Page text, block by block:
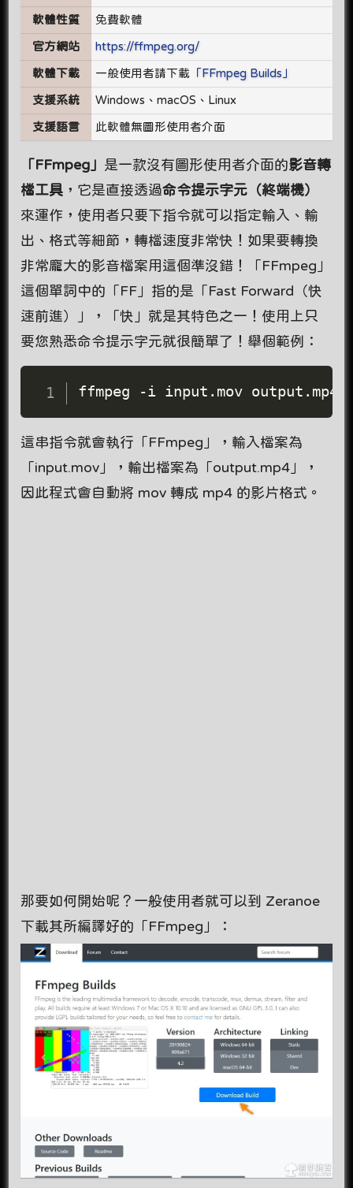
軟體性質 免費軟體
官方網站 https://ffmpeg.org/
軟體下載 一般使用者請下載 「FFmpeg Builds」
支援系統 Windows、macOS、Linux
支援語言 此軟體無圖形使用者介面
「FFmpeg」 是一款沒有圖形使用者介面的影音轉
檔工具 ，它是直接透過命令提示字元（終端機）
來運作，使用者只要下指令就可以指定輸入、輸
出、格式等細節，轉檔速度非常快！如果要轉換
非常龐大的影音檔案用這個準沒錯！「FFmpeg」
這個單詞中的「FF」指的是「Fast Forward（快
速前進）」，「快」就是其特色之一！使用上只
要您熟悉命令提示字元就很簡單了！舉個範例：
ffmpeg -i input.mov output.mp4
這串指令就會執行「FFmpeg」，輸入檔案為
「input.mov」，輸出檔案為「output.mp4」，
因此程式會自動將 mov 轉成 mp4 的影片格式。
那要如何開始呢？一般使用者就可以到 Zeranoe
下載其所編譯好的「FFmpeg」：